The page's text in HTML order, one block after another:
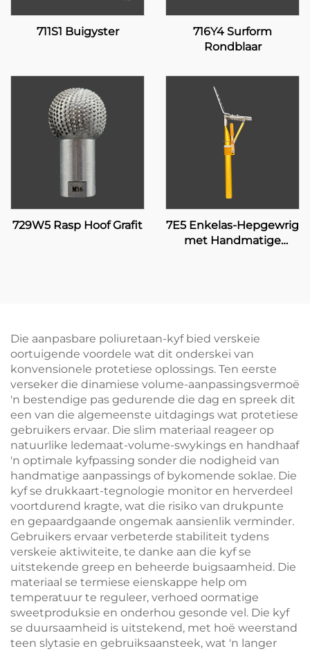
711S1 Buigyster
716Y4 Surform
Rondblaar
729W5 Rasp Hoof Grafit
7E5 Enkelas-Hepgewrig
met Handmatige
Die aanpasbare poliuretaan-kyf bied verskeie
oortuigende voordele wat dit onderskei van
konvensionele protetiese oplossings. Ten eerste
verseker die dinamiese volume-aanpassingsvermoë
'n bestendige pas gedurende die dag en spreek dit
een van die algemeenste uitdagings wat protetiese
gebruikers ervaar. Die slim materiaal reageer op
natuurlike ledemaat-volume-swykings en handhaaf
'n optimale kyfpassing sonder die nodigheid van
handmatige aanpassings of bykomende soklae. Die
kyf se drukkaart-tegnologie monitor en herverdeel
voortdurend kragte, wat die risiko van drukpunte
en gepaardgaande ongemak aansienlik verminder.
Gebruikers ervaar verbeterde stabiliteit tydens
verskeie aktiwiteite, te danke aan die kyf se
uitstekende greep en beheerde buigsaamheid. Die
materiaal se termiese eienskappe help om
temperatuur te reguleer, verhoed oormatige
sweetproduksie en onderhou gesonde vel. Die kyf
se duursaamheid is uitstekend, met hoë weerstand
teen slytasie en gebruiksaansteek, wat 'n langer